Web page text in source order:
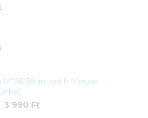
M196 Bluetooth Mouse
Original
3 990 FtCurrent